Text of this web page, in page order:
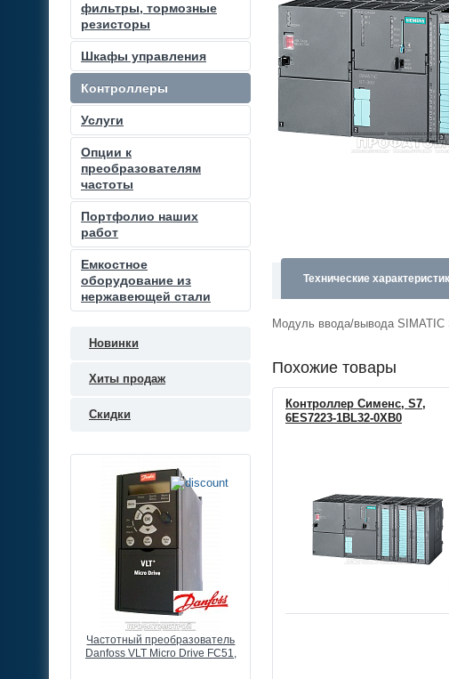
фильтры, тормозные
резисторы
Шкафы управления
Контроллеры
Услуги
Опции к
преобразователям
частоты
Портфолио наших
работ
Емкостное
оборудование из
нержавеющей стали
Новинки
Хиты продаж
Скидки
Частотный преобразователь
Danfoss VLT Micro Drive FC51,
Технические
Модуль ввода/вывода SIMATIC
Похожие товары
Контроллер Сименс, S7,
6ES7223-1BL32-0XB0